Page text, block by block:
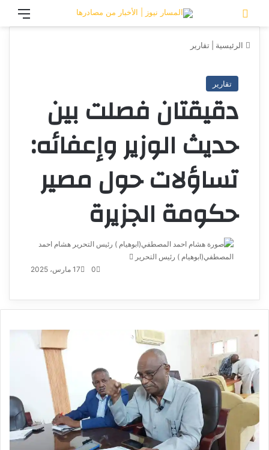
تسجيل الدخول
الرئيسية تقارير
تقارير
دقيقتان فصلت بين
حديث الوزير وإعفائه:
تساؤلات حول مصير
حكومة الجزيرة
هشام احمد
المصطفي(ابوهيام ) رئيس التحرير
17 مارس، 2025 0